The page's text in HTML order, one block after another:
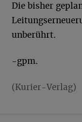
Die bisher
unberührt.
-gpm.
(Kurier-Verlag)